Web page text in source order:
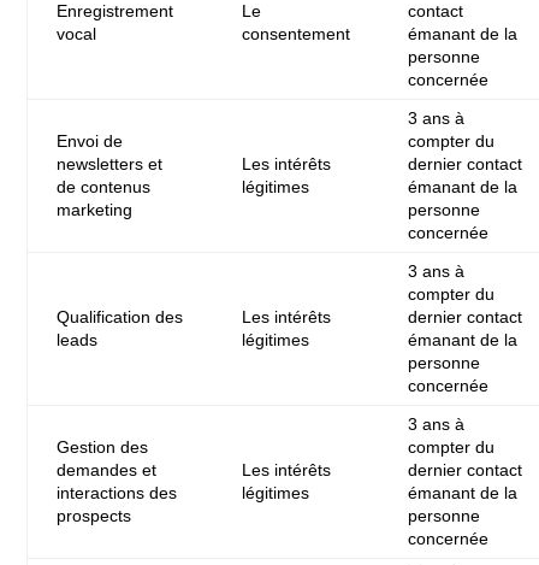
Enregistrement
vocal
Le
consentement
contact
émanant de la
personne
concernée
Envoi de
newsletters et
de contenus
marketing
Les intérêts
légitimes
3 ans à
compter du
dernier contact
émanant de la
personne
concernée
Qualification des
leads
Les intérêts
légitimes
3 ans à
compter du
dernier contact
émanant de la
personne
concernée
Gestion des
demandes et
interactions des
prospects
Les intérêts
légitimes
3 ans à
compter du
dernier contact
émanant de la
personne
concernée